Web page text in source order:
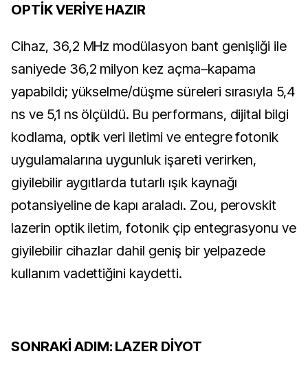
OPTİK VERİYE HAZIR
Cihaz, 36,2 MHz modülasyon bant genişliği ile
saniyede 36,2 milyon kez açma–kapama
yapabildi; yükselme/düşme süreleri sırasıyla 5,4
ns ve 5,1 ns ölçüldü. Bu performans, dijital bilgi
kodlama, optik veri iletimi ve entegre fotonik
uygulamalarına uygunluk işareti verirken,
giyilebilir aygıtlarda tutarlı ışık kaynağı
potansiyeline de kapı araladı. Zou, perovskit
lazerin optik iletim, fotonik çip entegrasyonu ve
giyilebilir cihazlar dahil geniş bir yelpazede
kullanım vadettiğini kaydetti.
SONRAKİ ADIM: LAZER DİYOT